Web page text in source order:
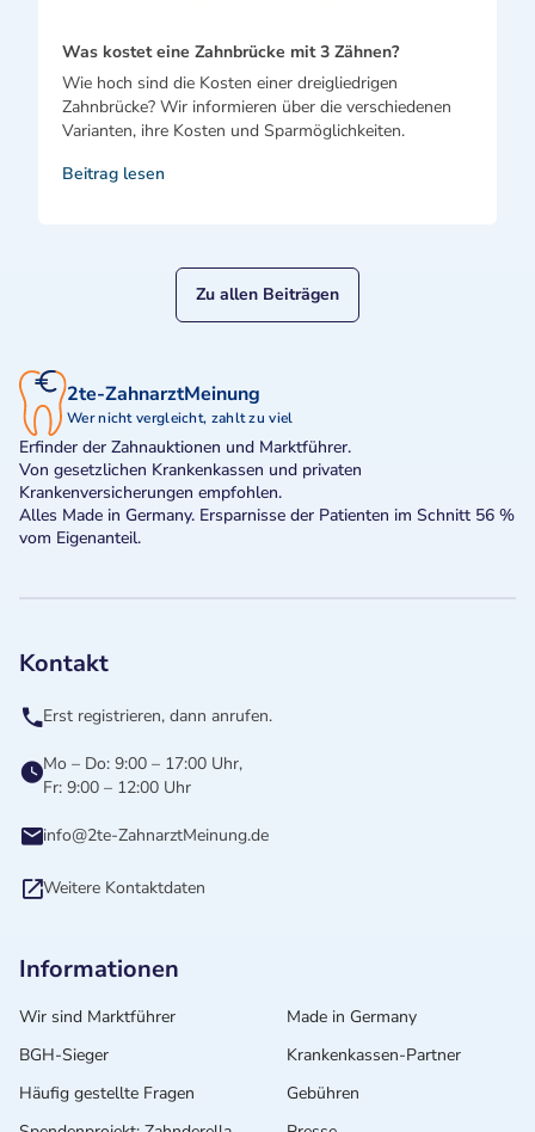
Was kostet eine Zahnbrücke mit 3 Zähnen?
Wie hoch sind die Kosten einer dreigliedrigen
Zahnbrücke? Wir informieren über die verschiedenen
Varianten, ihre Kosten und Sparmöglichkeiten.
Beitrag lesen
Zu allen Beiträgen
2te-ZahnarztMeinung
Wer nicht vergleicht, zahlt zu viel
Erfinder der Zahnauktionen und Marktführer.
Von gesetzlichen Krankenkassen und privaten
Krankenversicherungen empfohlen.
Alles Made in Germany. Ersparnisse der Patienten im Schnitt 56 %
vom Eigenanteil.
Kontakt
Erst registrieren, dann anrufen.
Mo – Do: 9:00 – 17:00 Uhr,
Fr: 9:00 – 12:00 Uhr
info@2te-ZahnarztMeinung.de
Weitere Kontaktdaten
Informationen
Wir sind Marktführer
Made in Germany
BGH-Sieger
Krankenkassen-Partner
Häufig gestellte Fragen
Gebühren